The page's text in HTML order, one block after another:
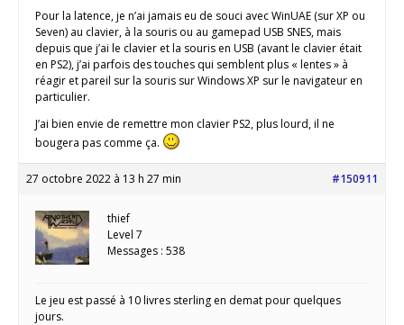
Pour la latence, je n’ai jamais eu de souci avec WinUAE (sur XP ou
Seven) au clavier, à la souris ou au gamepad USB SNES, mais
depuis que j’ai le clavier et la souris en USB (avant le clavier était
en PS2), j’ai parfois des touches qui semblent plus « lentes » à
réagir et pareil sur la souris sur Windows XP sur le navigateur en
particulier.
J’ai bien envie de remettre mon clavier PS2, plus lourd, il ne
bougera pas comme ça.
27 octobre 2022 à 13 h 27 min #150911
thief
Level 7
Messages : 538
Le jeu est passé à 10 livres sterling en demat pour quelques
jours.